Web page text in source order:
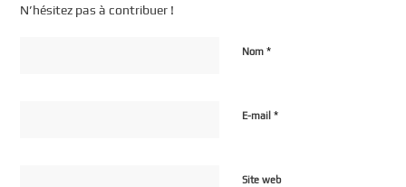
N’hésitez pas à contribuer !
Nom*
E-mail*
Site web